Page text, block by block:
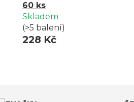
60 ks
Skladem
(>5 balení)
228 Kč